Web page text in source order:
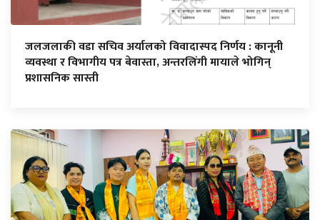
जलजलाकी वडा सचिव अर्यालको विवादास्पद निर्णय : कानूनी
व्यवस्था र विभागीय पत्र बेवास्ता, अन्तरलिंगी मायाले भोगिन्
प्रशासनिक सास्ती